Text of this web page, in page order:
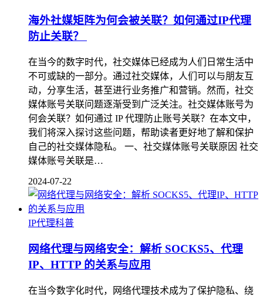
海外社媒矩阵为何会被关联？如何通过IP代理
防止关联？
在当今的数字时代，社交媒体已经成为人们日常生活中
不可或缺的一部分。通过社交媒体，人们可以与朋友互
动，分享生活，甚至进行业务推广和营销。然而，社交
媒体账号关联问题逐渐受到广泛关注。社交媒体账号为
何会关联？如何通过 IP 代理防止账号关联？在本文中，
我们将深入探讨这些问题，帮助读者更好地了解和保护
自己的社交媒体隐私。 一、社交媒体账号关联原因 社交
媒体账号关联是…
2024-07-22
IP代理科普
网络代理与网络安全：解析 SOCKS5、代理
IP、HTTP 的关系与应用
在当今数字化时代，网络代理技术成为了保护隐私、绕